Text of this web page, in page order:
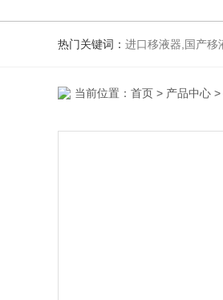
热门关键词： 进口移液器,国产移
当前位置： 首页 > 产品中心 >